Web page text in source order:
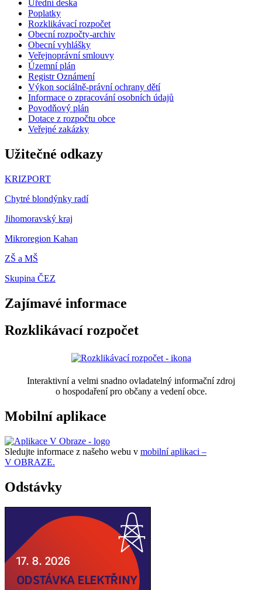
Úřední deska
Poplatky
Rozklikávací rozpočet
Obecní rozpočty-archiv
Obecní vyhlášky
Veřejnoprávní smlouvy
Územní plán
Registr Oznámení
Výkon sociálně-právní ochrany dětí
Informace o zpracování osobních údajů
Povodňový plán
Dotace z rozpočtu obce
Veřejné zakázky
Užitečné odkazy
KRIZPORT
Chytré blondýnky radí
Jihomoravský kraj
Mikroregion Kahan
ZŠ a MŠ
Skupina ČEZ
Zajímavé informace
Rozklikávací rozpočet
Interaktivní a velmi snadno ovladatelný informační zdroj
o hospodaření pro občany a vedení obce.
Mobilní aplikace
Sledujte informace z našeho webu v mobilní aplikaci –
V OBRAZE.
Odstávky